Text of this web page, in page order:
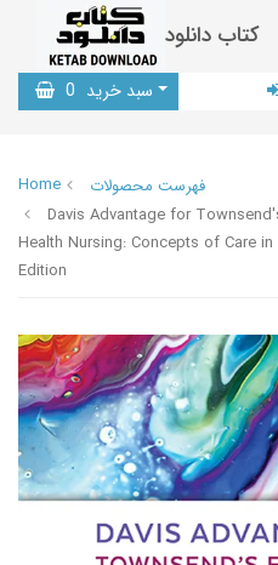
کتاب دانلود
سبد خرید 0
Home
فهرست محصولات
Davis Advantage for
Health Nursing: Concepts of Care
Edition